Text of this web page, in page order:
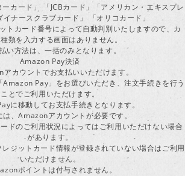
ーカード」 「JCBカード」「アメリカン・エキスプレ
イナースクラブカード」 「オリコカード」
トカード番号によって自動判別いたしますので、カ
類を入力する画面はありません。
い方法は、一括のみとなります。
Amazon Pay決済
アカウントでお支払いいただけます。
Pay」をお選びいただき、注文手続きを行う
ことでご利用いただけます。
に移動してお支払手続きとなります。
、Amazonアカウントが必要です。
ドのご利用状況によってはご利用いただけない場合
があります。
ジットカード情報が登録されていない場合はご利用
いただけません。
ポイントは付与されません。